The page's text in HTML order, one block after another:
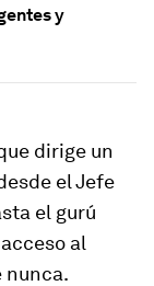
y
dirige un
el Jefe
el gurú
al
nunca.